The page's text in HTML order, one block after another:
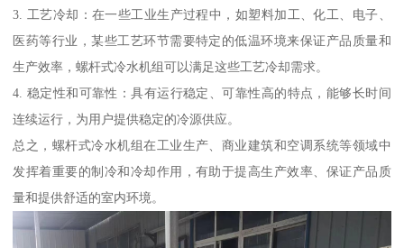
3. 工艺冷却：在一些工业生产过程中，如塑料加工、化工、电子、
医药等行业，某些工艺环节需要特定的低温环境来保证产品质量和
生产效率，螺杆式冷水机组可以满足这些工艺冷却需求。
4. 稳定性和可靠性：具有运行稳定、可靠性高的特点，能够长时间
连续运行，为用户提供稳定的冷源供应。
总之，螺杆式冷水机组在工业生产、商业建筑和空调系统等领域中
发挥着重要的制冷和冷却作用，有助于提高生产效率、保证产品质
量和提供舒适的室内环境。